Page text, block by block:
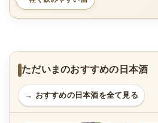
ただいまのおすすめの日本酒
→ おすすめの日本酒を全て見る